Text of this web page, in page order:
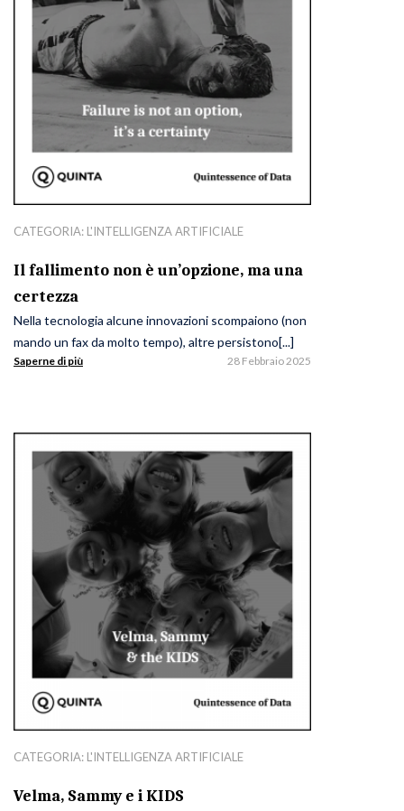
CATEGORIA: L'INTELLIGENZA ARTIFICIALE
Il fallimento non è un’opzione, ma una
certezza
Nella tecnologia alcune innovazioni scompaiono (non
mando un fax da molto tempo), altre persistono[...]
Saperne di più 28 Febbraio 2025
CATEGORIA: L'INTELLIGENZA ARTIFICIALE
Velma, Sammy e i KIDS